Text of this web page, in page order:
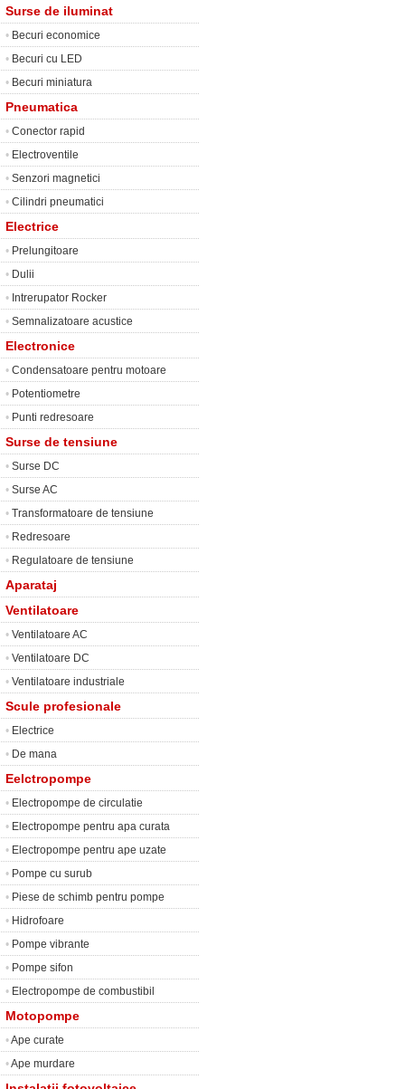
Surse de iluminat
• Becuri economice
• Becuri cu LED
• Becuri miniatura
Pneumatica
• Conector rapid
• Electroventile
• Senzori magnetici
• Cilindri pneumatici
Electrice
• Prelungitoare
• Dulii
• Intrerupator Rocker
• Semnalizatoare acustice
Electronice
• Condensatoare pentru motoare
• Potentiometre
• Punti redresoare
Surse de tensiune
• Surse DC
• Surse AC
• Transformatoare de tensiune
• Redresoare
• Regulatoare de tensiune
Aparataj
Ventilatoare
• Ventilatoare AC
• Ventilatoare DC
• Ventilatoare industriale
Scule profesionale
• Electrice
• De mana
Eelctropompe
• Electropompe de circulatie
• Electropompe pentru apa curata
• Electropompe pentru ape uzate
• Pompe cu surub
• Piese de schimb pentru pompe
• Hidrofoare
• Pompe vibrante
• Pompe sifon
• Electropompe de combustibil
Motopompe
•Ape curate
•Ape murdare